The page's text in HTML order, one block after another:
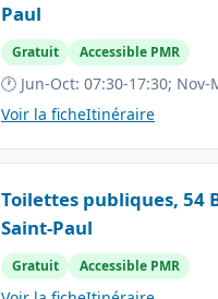
Paul
Gratuit Accessible PMR
🕐 Jun-Oct: 07:30-17:30; Nov-
Voir la ficheItinéraire
Toilettes publiques, 54
Saint-Paul
Gratuit Accessible PMR